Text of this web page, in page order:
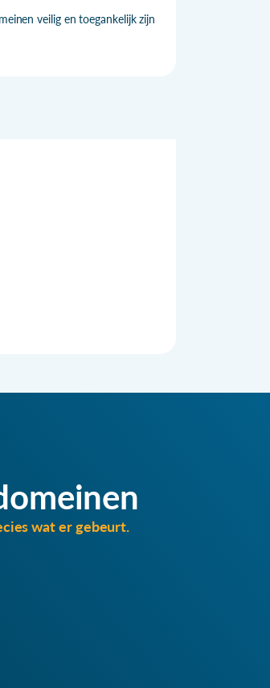
veilig en toegankelijk zijn
wat er gebeurt.